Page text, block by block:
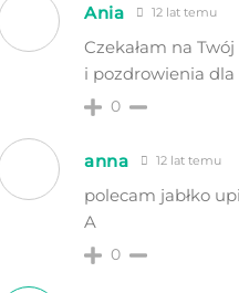
Ania 12 lat temu
Czekałam na
i pozdrowienia dla
0
anna 12 lat temu
polecam jabłko
A
0